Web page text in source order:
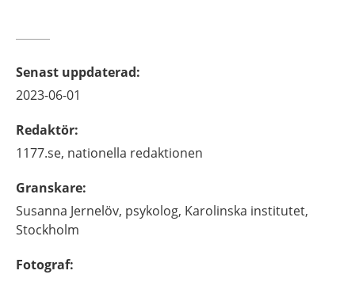
Senast uppdaterad:
2023-06-01
Redaktör:
1177.se, nationella redaktionen
Granskare:
Susanna Jernelöv, psykolog, Karolinska institutet,
Stockholm
Fotograf: